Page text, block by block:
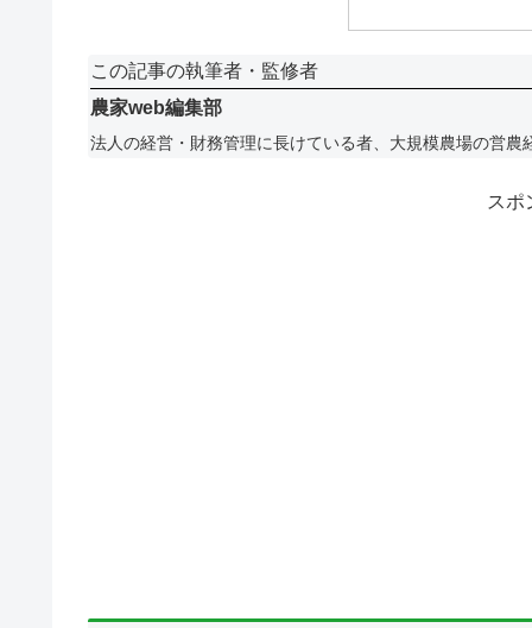
この記事の執筆者・監修者
農家web編集部
法人の経営・財務管理に長けている者、大規模農場の営農
スポ